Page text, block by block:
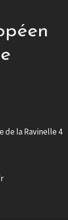
de la Ravinelle 4